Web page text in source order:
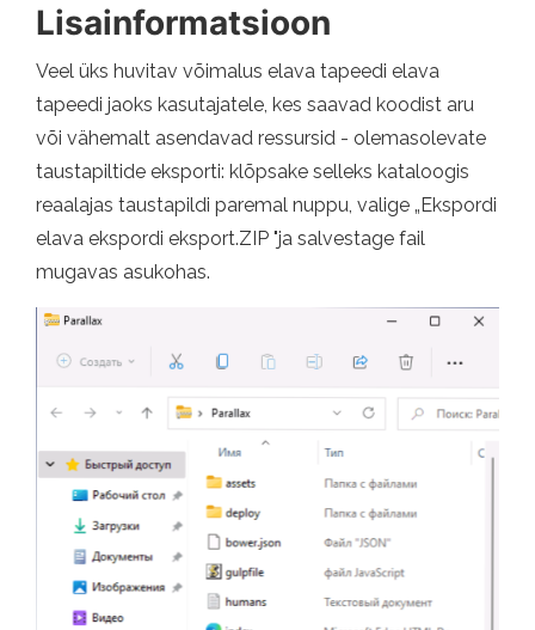
Lisainformatsioon
Veel üks huvitav võimalus elava tapeedi elava
tapeedi jaoks kasutajatele, kes saavad koodist aru
või vähemalt asendavad ressursid - olemasolevate
taustapiltide eksporti: klõpsake selleks kataloogis
reaalajas taustapildi paremal nuppu, valige „Ekspordi
elava ekspordi eksport.ZIP "ja salvestage fail
mugavas asukohas.